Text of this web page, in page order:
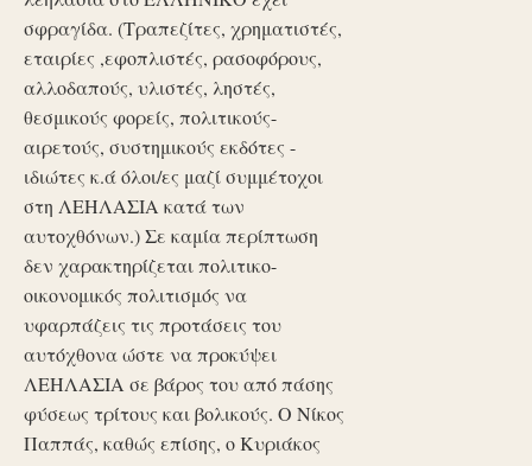
σφραγίδα. (Τραπεζίτες, χρηματιστές,
εταιρίες ,εφοπλιστές, ρασοφόρους,
αλλοδαπούς, υλιστές, ληστές,
θεσμικούς φορείς, πολιτικούς-
αιρετούς, συστημικούς εκδότες -
ιδιώτες κ.ά όλοι/ες μαζί συμμέτοχοι
στη ΛΕΗΛΑΣΙΑ κατά των
αυτοχθόνων.) Σε καμία περίπτωση
δεν χαρακτηρίζεται πολιτικο-
οικονομικός πολιτισμός να
υφαρπάζεις τις προτάσεις του
αυτόχθονα ώστε να προκύψει
ΛΕΗΛΑΣΙΑ σε βάρος του από πάσης
φύσεως τρίτους και βολικούς. Ο Νίκος
Παππάς, καθώς επίσης, ο Κυριάκος